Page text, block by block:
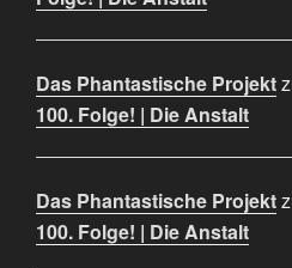
Das Phantastische Projekt
100. Folge! | Die Anstalt
Das Phantastische Projekt
100. Folge! | Die Anstalt